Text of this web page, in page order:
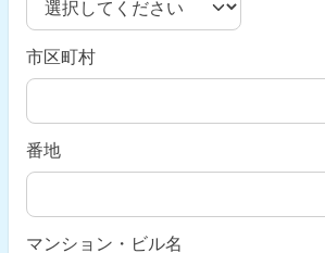
市区町村
番地
マンション・ビル名